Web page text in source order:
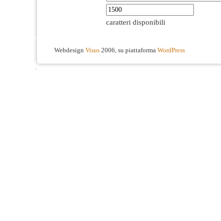
caratteri disponibili
Webdesign Visus 2006, su piattaforma WordPress